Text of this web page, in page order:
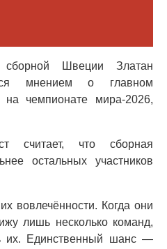
Швеции Златан
мнением о главном
на чемпионате мира-2026,
считает, что сборная
остальных участников
вовлечённости. Когда они
лишь несколько команд,
их. Единственный шанс —